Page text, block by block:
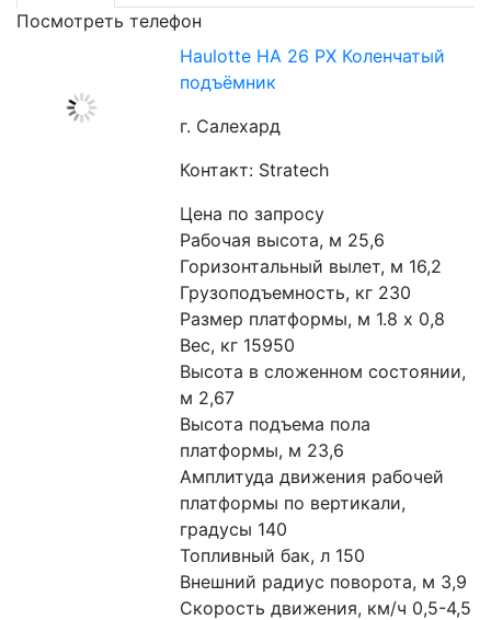
Посмотреть телефон
Haulotte HA 26 PX Коленчатый
подъёмник
г. Салехард
Контакт: Stratech
Цена по запросу
Рабочая высота, м 25,6
Горизонтальный вылет, м 16,2
Грузоподъемность, кг 230
Размер платформы, м 1.8 х 0,8
Вес, кг 15950
Высота в сложенном состоянии,
м 2,67
Высота подъема пола
платформы, м 23,6
Амплитуда движения рабочей
платформы по вертикали,
градусы 140
Топливный бак, л 150
Внешний радиус поворота, м 3,9
Скорость движения, км/ч 0,5-4,5